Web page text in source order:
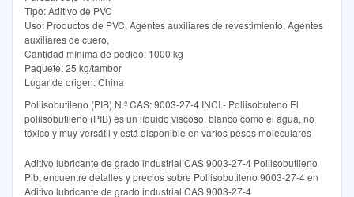
Tipo: Aditivo de PVC
Uso: Productos de PVC, Agentes auxiliares de revestimiento, Agentes
auxiliares de cuero,
Cantidad mínima de pedido: 1000 kg
Paquete: 25 kg/tambor
Lugar de origen: China
Poliisobutileno (PIB) N.º CAS: 9003-27-4 INCI.- Poliisobuteno El
poliisobutileno (PIB) es un líquido viscoso, blanco como el agua, no
tóxico y muy versátil y está disponible en varios pesos moleculares
Aditivo lubricante de grado industrial CAS 9003-27-4 Poliisobutileno
Pib, encuentre detalles y precios sobre Poliisobutileno 9003-27-4 en
Aditivo lubricante de grado industrial CAS 9003-27-4